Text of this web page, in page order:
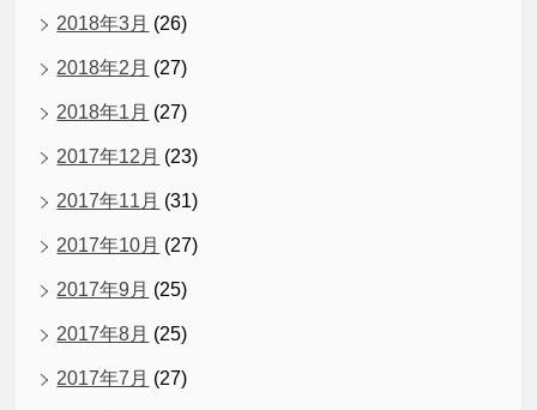
2018年3月 (26)
2018年2月 (27)
2018年1月 (27)
2017年12月 (23)
2017年11月 (31)
2017年10月 (27)
2017年9月 (25)
2017年8月 (25)
2017年7月 (27)